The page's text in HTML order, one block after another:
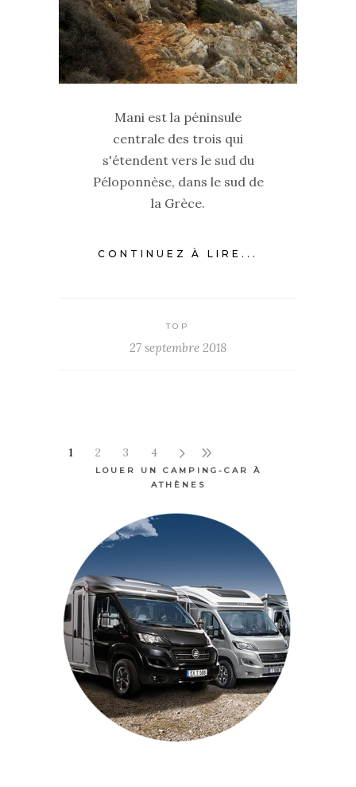
Mani est la péninsule
centrale des trois qui
s'étendent vers le sud du
Péloponnèse, dans le sud de
la Grèce.
CONTINUEZ À LIRE...
TOP
27 septembre 2018
1 2 3 4
LOUER UN CAMPING-CAR À
ATHÈNES